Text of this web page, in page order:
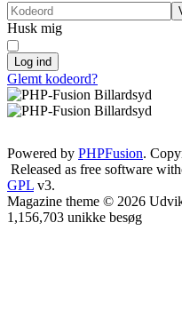
Husk mig
Log ind
Glemt kodeord?
Powered by PHPFusion.
Released as free software
GPL v3.
Magazine theme © 2026
1,156,703 unikke besøg